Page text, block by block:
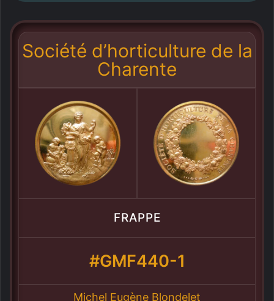
Société d’horticulture de la
Charente
FRAPPE
#GMF440-1
Michel Eugène Blondelet